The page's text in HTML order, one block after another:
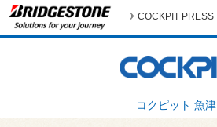
コクピット 魚津
COCKPIT PRESS